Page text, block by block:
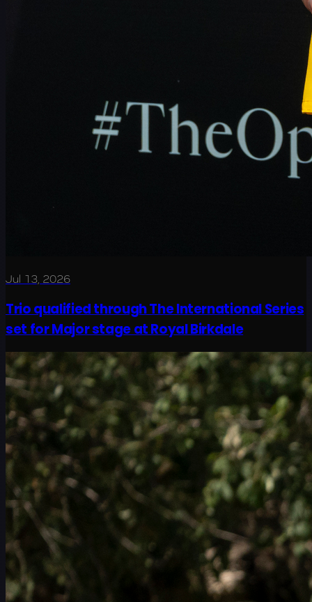
Jul 13, 2026
Trio qualified through The International Series
set for Major stage at Royal Birkdale